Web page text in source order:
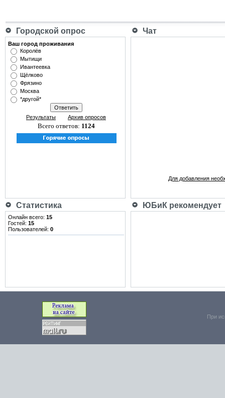
Городской опрос Чат
Ваш город проживания
Королёв
Мытищи
Ивантеевка
Щёлково
Фрязино
Москва
*другой*
Результаты Архив опросов
Всего ответов: 1124
Для добавления
Статистика ЮБиК рекомендует
Онлайн всего: 15
Гостей: 15
Пользователей: 0
При